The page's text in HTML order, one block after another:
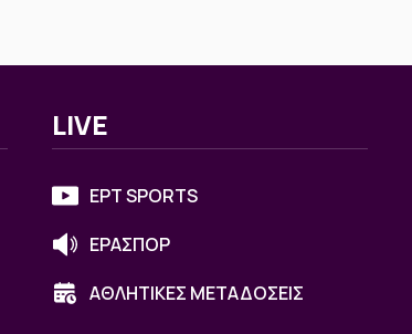
LIVE
ΕΡΤ SPORTS
ΕΡΑΣΠΟΡ
ΑΘΛΗΤΙΚΕΣ ΜΕΤΑΔΟΣΕΙΣ